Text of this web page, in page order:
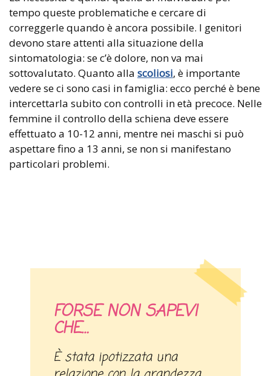
tempo queste problematiche e cercare di
correggerle quando è ancora possibile. I genitori
devono stare attenti alla situazione della
sintomatologia: se c’è dolore, non va mai
sottovalutato. Quanto alla scoliosi, è importante
vedere se ci sono casi in famiglia: ecco perché è bene
intercettarla subito con controlli in età precoce. Nelle
femmine il controllo della schiena deve essere
effettuato a 10-12 anni, mentre nei maschi si può
aspettare fino a 13 anni, se non si manifestano
particolari problemi.
FORSE NON SAPEVI
CHE…
È stata ipotizzata una